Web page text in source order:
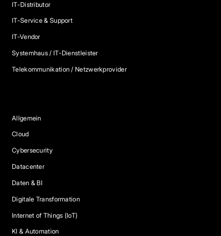
IT-Distributor
IT-Service & Support
IT-Vendor
Systemhaus / IT-Dienstleister
Telekommunikation / Netzwerkprovider
Allgemein
Cloud
Cybersecurity
Datacenter
Daten & BI
Digitale Transformation
Internet of Things (IoT)
KI & Automation